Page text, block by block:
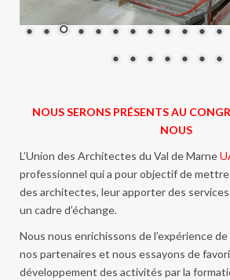
NOUS SERONS PRÉSENTS AU
NOUS
L’Union des Architectes du Val de Marne
professionnel qui a pour objectif de
des architectes, leur apporter des
un cadre d’échange.
Nous nous enrichissons de l’expérience
nos partenaires et nous essayons de
développement des activités par la